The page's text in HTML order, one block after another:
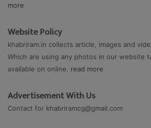
more
Website Policy
khabriram.in collects article, images and
Which are using any photos in our website
available on online. read more
Advertisement With Us
Contact for khabriramcg@gmail.com